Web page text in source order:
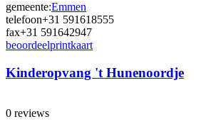
gemeente:Emmen
telefoon+31 591618555
fax+31 591642947
beoordeelprintkaart
Kinderopvang 't Hunenoordje
0 reviews